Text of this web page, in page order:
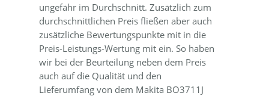
ungefähr im Durchschnitt. Zusätzlich zum
durchschnittlichen Preis fließen aber auch
zusätzliche Bewertungspunkte mit in die
Preis-Leistungs-Wertung mit ein. So haben
wir bei der Beurteilung neben dem Preis
auch auf die Qualität und den
Lieferumfang von dem Makita BO3711J